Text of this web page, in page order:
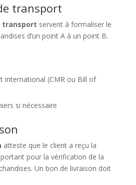
transport
transport servent à formaliser le
d’un point A à un point B.
international (CMR ou Bill of
si nécessaire
atteste que le client a reçu la
pour la vérification de la
Un bon de livraison doit